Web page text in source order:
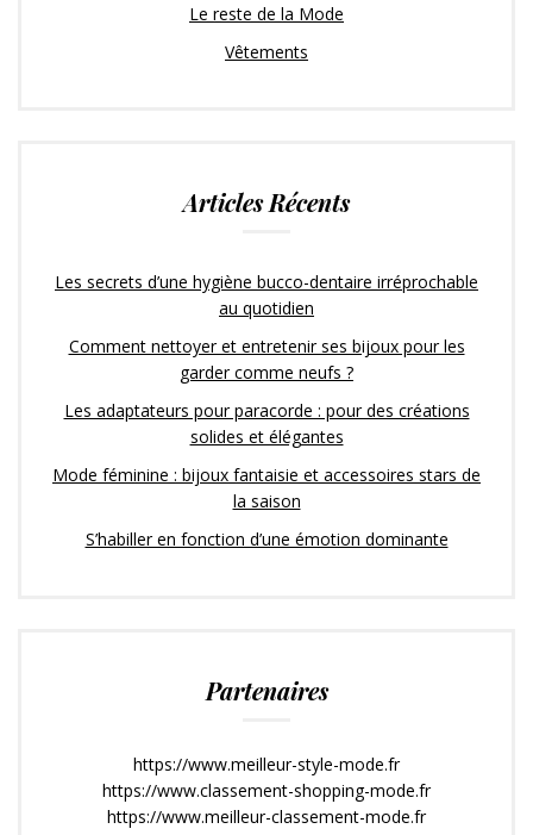
Le reste de la Mode
Vêtements
Articles Récents
Les secrets d’une hygiène bucco-dentaire irréprochable
au quotidien
Comment nettoyer et entretenir ses bijoux pour les
garder comme neufs ?
Les adaptateurs pour paracorde : pour des créations
solides et élégantes
Mode féminine : bijoux fantaisie et accessoires stars de
la saison
S’habiller en fonction d’une émotion dominante
Partenaires
https://www.meilleur-style-mode.fr
https://www.classement-shopping-mode.fr
https://www.meilleur-classement-mode.fr